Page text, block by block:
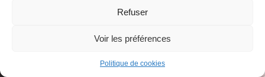
Refuser
Voir les préférences
Politique de cookies
accompagnent pour transformer votre intérieur